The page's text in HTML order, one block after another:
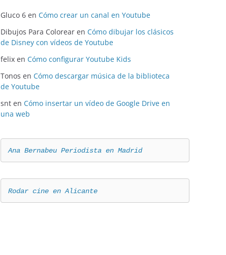
Gluco 6 en Cómo crear un canal en Youtube
Dibujos Para Colorear en Cómo dibujar los clásicos
de Disney con vídeos de Youtube
felix en Cómo configurar Youtube Kids
Tonos en Cómo descargar música de la biblioteca
de Youtube
snt en Cómo insertar un vídeo de Google Drive en
una web
Ana Bernabeu Periodista en Madrid
Rodar cine en Alicante